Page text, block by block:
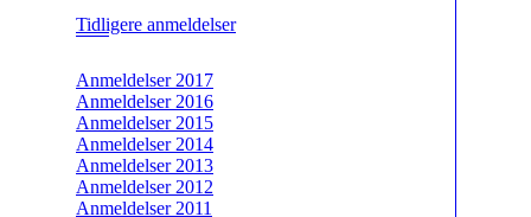
Tidligere anmeldelser
Anmeldelser 2017
Anmeldelser 2016
Anmeldelser 2015
Anmeldelser 2014
Anmeldelser 2013
Anmeldelser 2012
Anmeldelser 2011